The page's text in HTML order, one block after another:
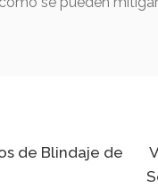
de Blindaje de